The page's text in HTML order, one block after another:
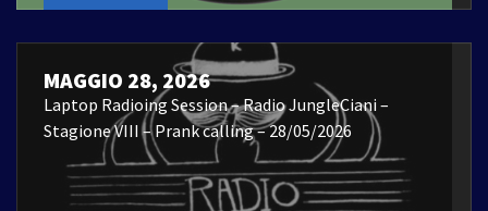
MAGGIO 28, 2026
Laptop Radioing Session – Radio JungleCiani –
Stagione VIII – Prank calling – 28/05/2026